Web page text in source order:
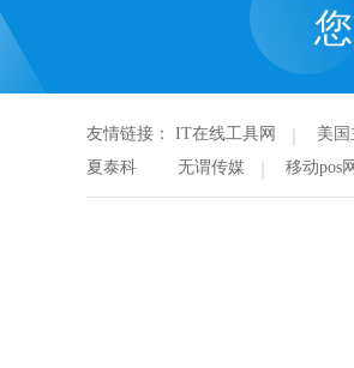
友情链接： IT在线工具网 美
夏泰科
无谓传媒 移动pos网